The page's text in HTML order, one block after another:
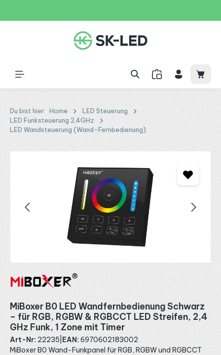
Du bist hier: Home
LED Steuerung
LED Funksteuerung 2,4GHz
LED Wandsteuerung (Wand-Fernbedienung)
MiBoxer B0 LED Wandfernbedienung Schwarz
– für RGB, RGBW & RGBCCT LED Streifen, 2,4
GHz Funk, 1 Zone mit Timer
Art-Nr: 22235 EAN: 6970602183002
MiBoxer B0 Wand-Funkpanel für RGB, RGBW und RGBCCT